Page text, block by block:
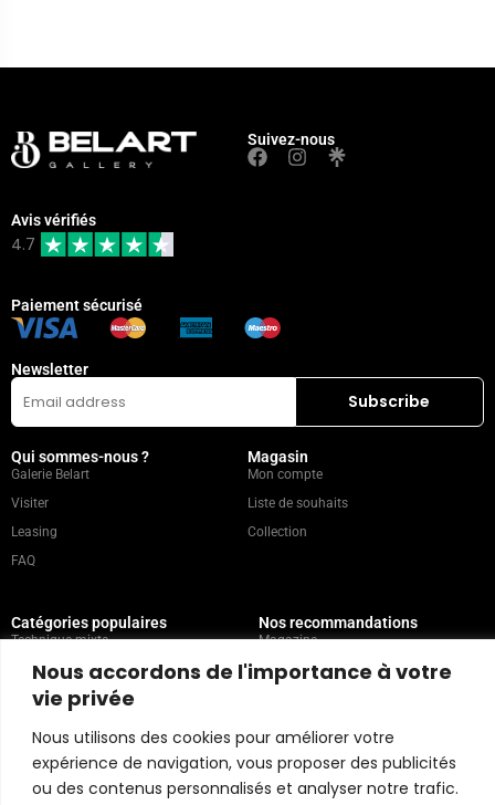
Nous accordons de l'importance à votre
vie privée
Nous utilisons des cookies pour améliorer votre
expérience de navigation, vous proposer des publicités
ou des contenus personnalisés et analyser notre trafic.
Suivez-nous
Avis vérifiés
4.7
Paiement sécurisé
Newsletter
Qui sommes-nous ?
Galerie Belart
Visiter
Leasing
FAQ
Magasin
Mon compte
Liste de souhaits
Collection
Catégories populaires
Technique mixte
Peinture
Abstrait
Nos recommandations
Magazine
Contact
Politique du magasin